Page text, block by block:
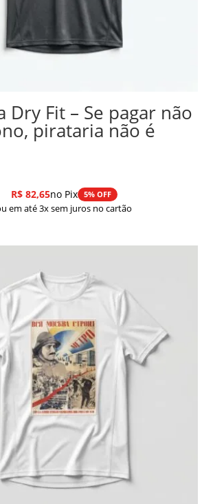
Dry Fit – Se pagar não
pirataria não é
R$82,65no Pix 5% OFF
em até 3x sem juros no cartão